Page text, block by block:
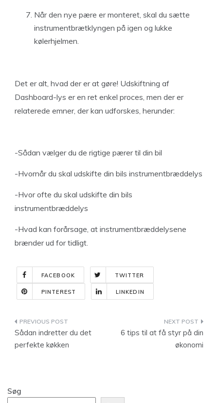
Når den nye pære er monteret, skal du sætte
instrumentbrætklyngen på igen og lukke
kølerhjelmen.
Det er alt, hvad der er at gøre! Udskiftning af
Dashboard-lys er en ret enkel proces, men der er
relaterede emner, der kan udforskes, herunder:
-Sådan vælger du de rigtige pærer til din bil
-Hvornår du skal udskifte din bils instrumentbræddelys
-Hvor ofte du skal udskifte din bils
instrumentbræddelys
-Hvad kan forårsage, at instrumentbræddelysene
brænder ud for tidligt.
FACEBOOK TWITTER
PINTEREST LINKEDIN
Indlægsnavigation
Sådan indretter du det
perfekte køkken
6 tips til at få styr på din
økonomi
Søg